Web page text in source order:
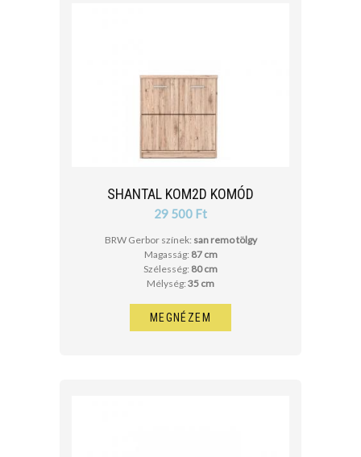
SHANTAL KOM2D KOMÓD
29 500 Ft
BRW Gerbor színek: san remo tölgy
Magasság: 87 cm
Szélesség: 80 cm
Mélység: 35 cm
MEGNÉZEM